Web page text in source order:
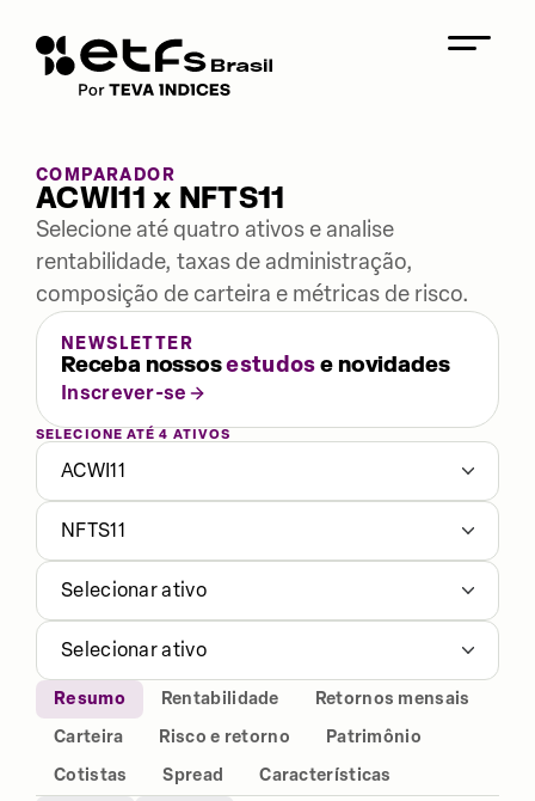
COMPARADOR
ACWI11 x NFTS11
Selecione até quatro ativos e analise
rentabilidade, taxas de administração,
composição de carteira e métricas de risco.
NEWSLETTER
Receba nossosestudose novidades
Inscrever-se
SELECIONE ATÉ 4 ATIVOS
ACWI11
NFTS11
Selecionar ativo
Selecionar ativo
Resumo Rentabilidade
Retornos mensais
Carteira
Risco e retorno
Patrimônio
Cotistas
Spread Características